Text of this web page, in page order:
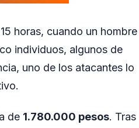
horas, cuando un hombre
individuos, algunos de
uno de los atacantes lo
de 1.780.000 pesos. Tras